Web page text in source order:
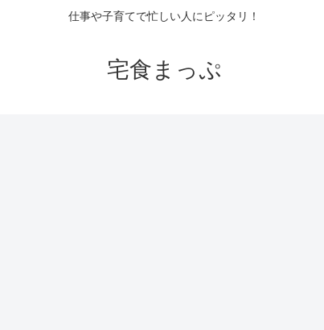
仕事や子育てで忙しい人にピッタリ！
宅食まっぷ